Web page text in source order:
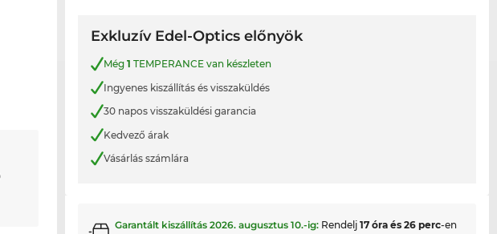
Exkluzív Edel-Optics előnyök
Még1 TEMPERANCE van készleten
Ingyenes kiszállítás és visszaküldés
30 napos visszaküldési garancia
Kedvező árak
Vásárlás számlára
Garantált kiszállítás2026. augusztus 10.-ig: Rendelj17 óra és 26 perc-en